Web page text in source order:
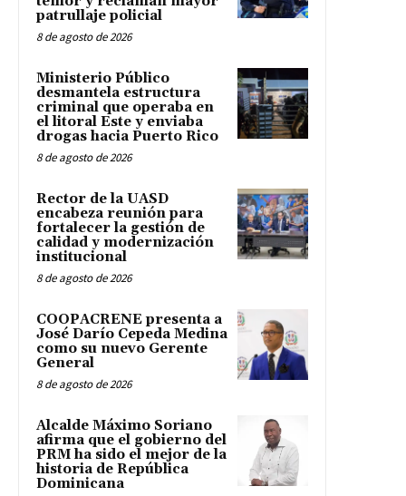
patrullaje policial
8 de agosto de 2026
Ministerio Público
desmantela estructura
criminal que operaba en
el litoral Este y enviaba
drogas hacia Puerto Rico
8 de agosto de 2026
Rector de la UASD
encabeza reunión para
fortalecer la gestión de
calidad y modernización
institucional
8 de agosto de 2026
COOPACRENE presenta a
José Darío Cepeda Medina
como su nuevo Gerente
General
8 de agosto de 2026
Alcalde Máximo Soriano
afirma que el gobierno del
PRM ha sido el mejor de la
historia de República
Dominicana